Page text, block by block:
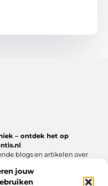
jouw
– ontdek het op
blogs en artikelen over